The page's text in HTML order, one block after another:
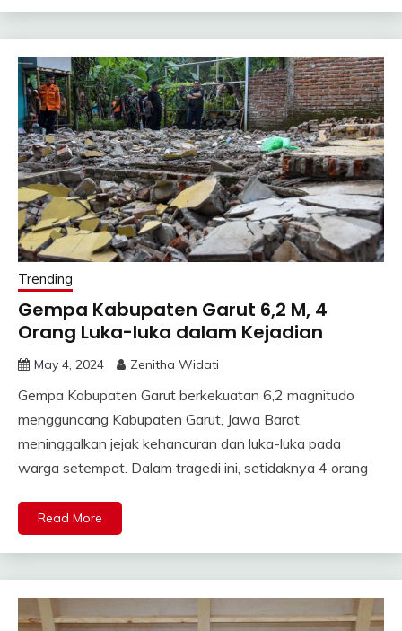
Trending
Gempa Kabupaten Garut 6,2 M, 4
Orang Luka-luka dalam Kejadian
May 4, 2024 Zenitha Widati
Gempa Kabupaten Garut berkekuatan 6,2 magnitudo
mengguncang Kabupaten Garut, Jawa Barat,
meninggalkan jejak kehancuran dan luka-luka pada
warga setempat. Dalam tragedi ini, setidaknya 4 orang
Read More